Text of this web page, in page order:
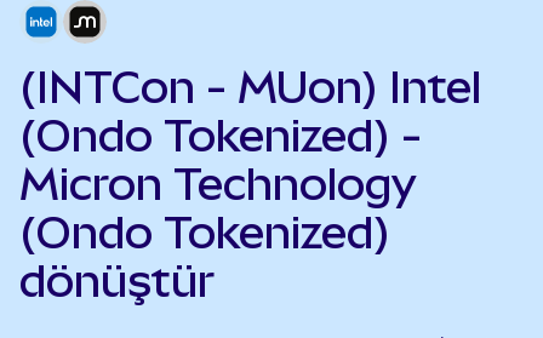
(INTCon - MUon) Intel
(Ondo Tokenized) -
Micron Technology
(Ondo Tokenized)
dönüştür